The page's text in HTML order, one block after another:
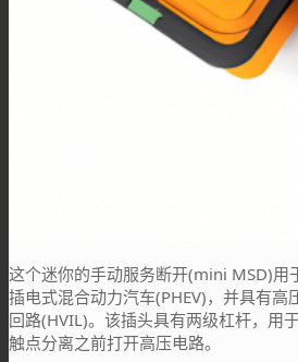
这个迷你的手动服务断开(mini MSD)用
插电式混合动力汽车(PHEV)，并具有高
回路(HVIL)。该插头具有两级杠杆，用
触点分离之前打开高压电路。